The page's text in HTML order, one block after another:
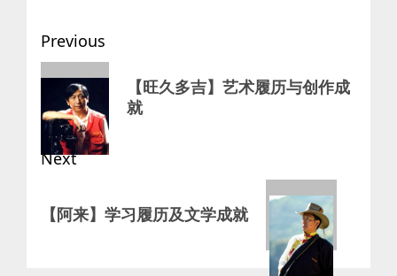
Post
navigation
Previous
Previous
post:
【旺久多吉】艺术履历与创作成
就
Next
post:
【阿来】学习履历及文学成就